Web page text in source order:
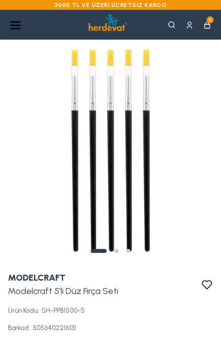
3000 TL VE ÜZERI ÜCRETSIZ KARGO
0
MODELCRAFT
Modelcraft 5'li Düz Fırça Seti
Ürün Kodu: SH-PPB1500-S
Barkod: 5056402216131